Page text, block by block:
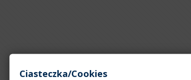
Ciasteczka/Cookies